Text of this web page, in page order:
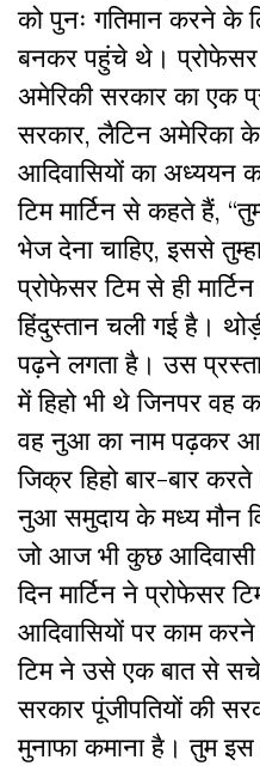
को पुनः गतिमान करने के
बनकर पहुंचे थे। प्रोफेसर
अमेरिकी सरकार का एक
सरकार, लैटिन
आदिवासियों का अध्ययन
टिम मार्टिन से कहते हैं,
भेज देना चाहिए, इससे
प्रोफेसर टिम से ही
हिंदुस्तान चली गई है।
पढ़ने लगता है। उस
में हिहो भी थे जिनपर वह
वह नुआ का नाम पढ़कर
जिक्र हिहो बार-बार
नुआ समुदाय के मध्य मौन
जो आज भी कुछ
दिन मार्टिन ने प्रोफेसर
आदिवासियों पर काम
टिम ने उसे एक बात से
सरकार पूंजीपतियों की
मुनाफा कमाना है। तुम इस